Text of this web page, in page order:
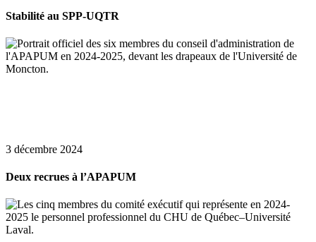
Stabilité au SPP-UQTR
3 décembre 2024
Deux recrues à l’APAPUM